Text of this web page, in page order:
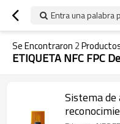
Entra una palabra
Se Encontraron 2
ETIQUETA NFC FPC
Sistema de